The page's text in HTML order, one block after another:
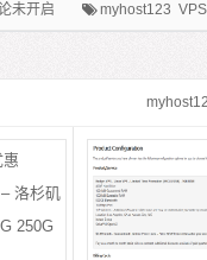
未开启 myhost123 VPS